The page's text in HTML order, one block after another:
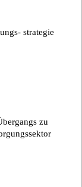
strategie
zu